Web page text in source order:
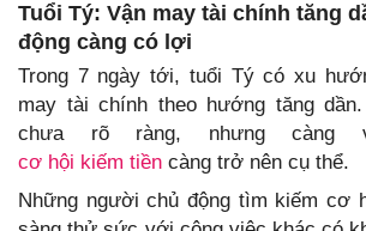
Tuổi Tý: Vận may tài chính tăng
động càng có lợi
Trong 7 ngày tới, tuổi Tý có xu
may tài chính theo hướng tăng
chưa rõ ràng, nhưng càng
cơ hội kiếm tiền càng trở nên cụ thể.
Những người chủ động tìm kiếm cơ